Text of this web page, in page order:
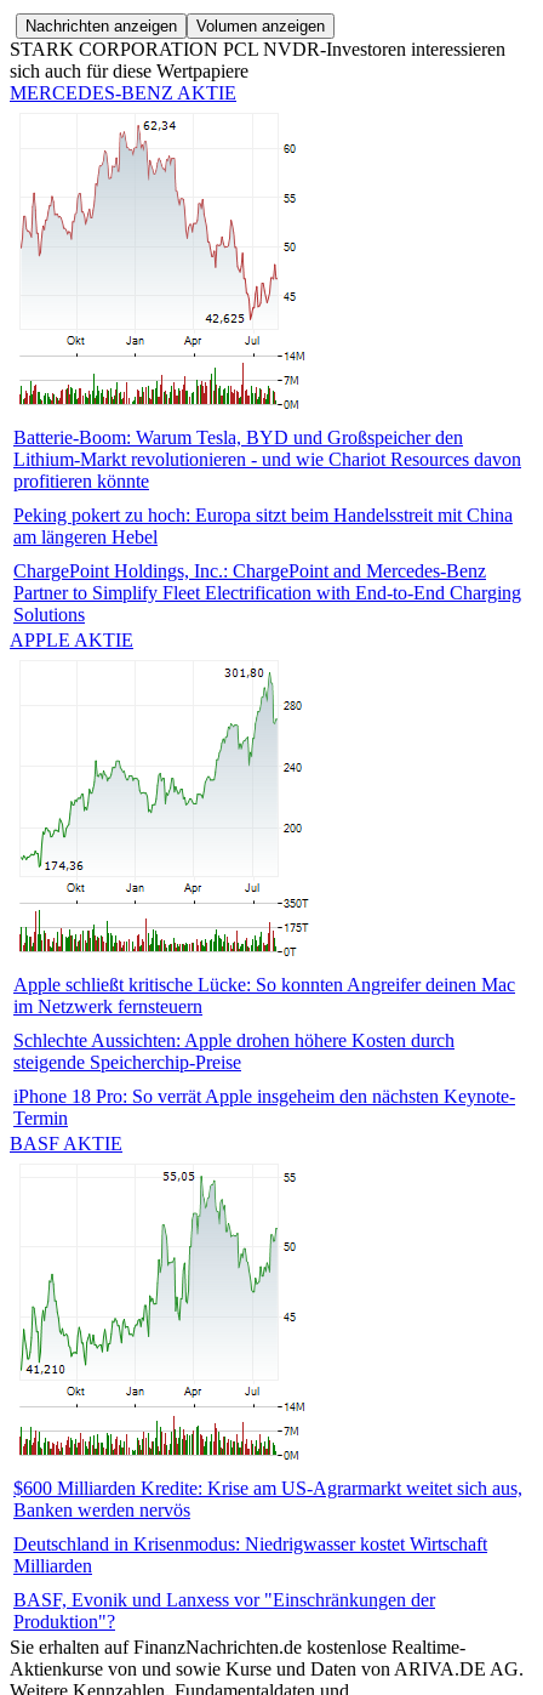
STARK CORPORATION PCL NVDR-Investoren interessieren
sich auch für diese Wertpapiere
MERCEDES-BENZ AKTIE
Batterie-Boom: Warum Tesla, BYD und Großspeicher den
Lithium-Markt revolutionieren - und wie Chariot Resources davon
profitieren könnte
Peking pokert zu hoch: Europa sitzt beim Handelsstreit mit China
am längeren Hebel
ChargePoint Holdings, Inc.: ChargePoint and Mercedes-Benz
Partner to Simplify Fleet Electrification with End-to-End Charging
Solutions
APPLE AKTIE
Apple schließt kritische Lücke: So konnten Angreifer deinen Mac
im Netzwerk fernsteuern
Schlechte Aussichten: Apple drohen höhere Kosten durch
steigende Speicherchip-Preise
iPhone 18 Pro: So verrät Apple insgeheim den nächsten Keynote-
Termin
BASF AKTIE
$600 Milliarden Kredite: Krise am US-Agrarmarkt weitet sich aus,
Banken werden nervös
Deutschland in Krisenmodus: Niedrigwasser kostet Wirtschaft
Milliarden
BASF, Evonik und Lanxess vor "Einschränkungen der
Produktion"?
Sie erhalten auf FinanzNachrichten.de kostenlose Realtime-
Aktienkurse von und sowie Kurse und Daten von ARIVA.DE AG.
Weitere Kennzahlen, Fundamentaldaten und